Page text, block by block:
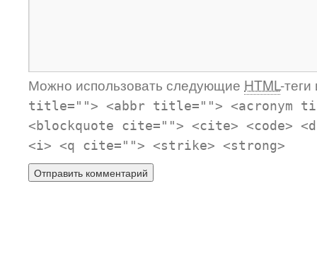
Можно использовать следующие HTML-
title=""> <abbr title=""> <acronym
<blockquote cite=""> <cite> <code>
<i> <q cite=""> <strike> <strong>